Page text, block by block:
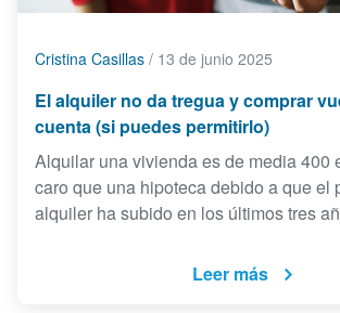
Cristina Casillas / 13 de junio 2025
El alquiler no da tregua y comprar
cuenta (si puedes permitirlo)
Alquilar una vivienda es de media 400
caro que una hipoteca debido a que el
alquiler ha subido en los últimos tres
Leer más